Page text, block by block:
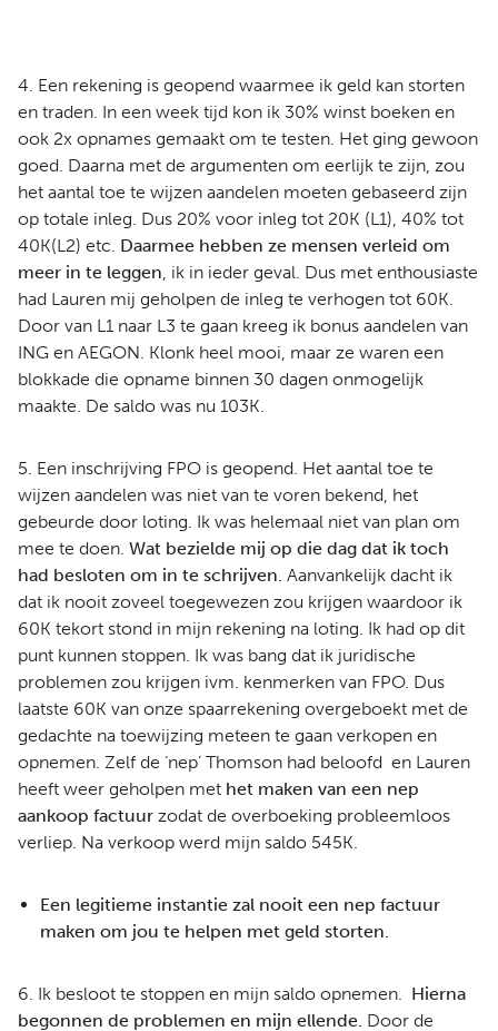
4. Een rekening is geopend waarmee ik geld kan storten
en traden. In een week tijd kon ik 30% winst boeken en
ook 2x opnames gemaakt om te testen. Het ging gewoon
goed. Daarna met de argumenten om eerlijk te zijn, zou
het aantal toe te wijzen aandelen moeten gebaseerd zijn
op totale inleg. Dus 20% voor inleg tot 20K (L1), 40% tot
40K(L2) etc. Daarmee hebben ze mensen verleid om
meer in te leggen, ik in ieder geval. Dus met enthousiaste
had Lauren mij geholpen de inleg te verhogen tot 60K.
Door van L1 naar L3 te gaan kreeg ik bonus aandelen van
ING en AEGON. Klonk heel mooi, maar ze waren een
blokkade die opname binnen 30 dagen onmogelijk
maakte. De saldo was nu 103K.
5. Een inschrijving FPO is geopend. Het aantal toe te
wijzen aandelen was niet van te voren bekend, het
gebeurde door loting. Ik was helemaal niet van plan om
mee te doen. Wat bezielde mij op die dag dat ik toch
had besloten om in te schrijven. Aanvankelijk dacht ik
dat ik nooit zoveel toegewezen zou krijgen waardoor ik
60K tekort stond in mijn rekening na loting. Ik had op dit
punt kunnen stoppen. Ik was bang dat ik juridische
problemen zou krijgen ivm. kenmerken van FPO. Dus
laatste 60K van onze spaarrekening overgeboekt met de
gedachte na toewijzing meteen te gaan verkopen en
opnemen. Zelf de ‘nep’ Thomson had beloofd en Lauren
heeft weer geholpen met het maken van een nep
aankoop factuur zodat de overboeking probleemloos
verliep. Na verkoop werd mijn saldo 545K.
Een legitieme instantie zal nooit een nep factuur
maken om jou te helpen met geld storten.
6. Ik besloot te stoppen en mijn saldo opnemen. Hierna
begonnen de problemen en mijn ellende. Door de